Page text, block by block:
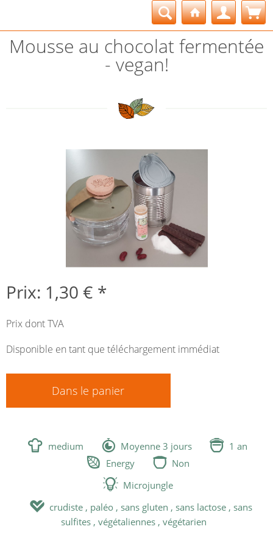
Mousse au chocolat fermentée
- vegan!
Prix: 1,30 € *
Prix dont TVA
Disponible en tant que téléchargement immédiat
Dans le panier
 medium  Moyenne 3 jours  1 an
 Energy  Non
 Microjungle
 crudiste , paléo , sans gluten , sans lactose , sans
sulfites , végétaliennes , végétarien